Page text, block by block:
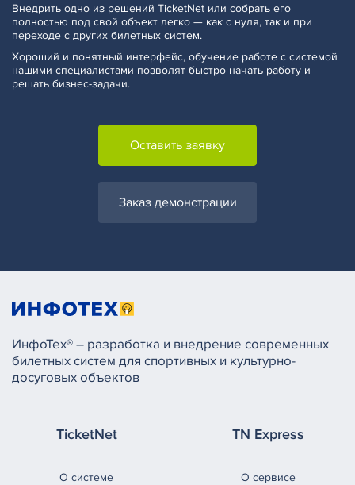
Внедрить одно из решений TicketNet или собрать его
полностью под свой объект легко — как с нуля, так и при
переходе с других билетных систем.
Хороший и понятный интерфейс, обучение работе с системой
нашими специалистами позволят быстро начать работу и
решать бизнес-задачи.
Оставить заявку
Заказ демонстрации
ИнфоТех® – разработка и внедрение современных
билетных систем для спортивных и культурно-
досуговых объектов
TicketNet
О системе
TN Express
О сервисе